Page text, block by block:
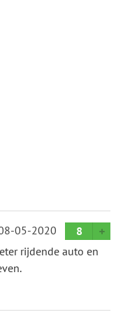
05-2020
8
rijdende auto en